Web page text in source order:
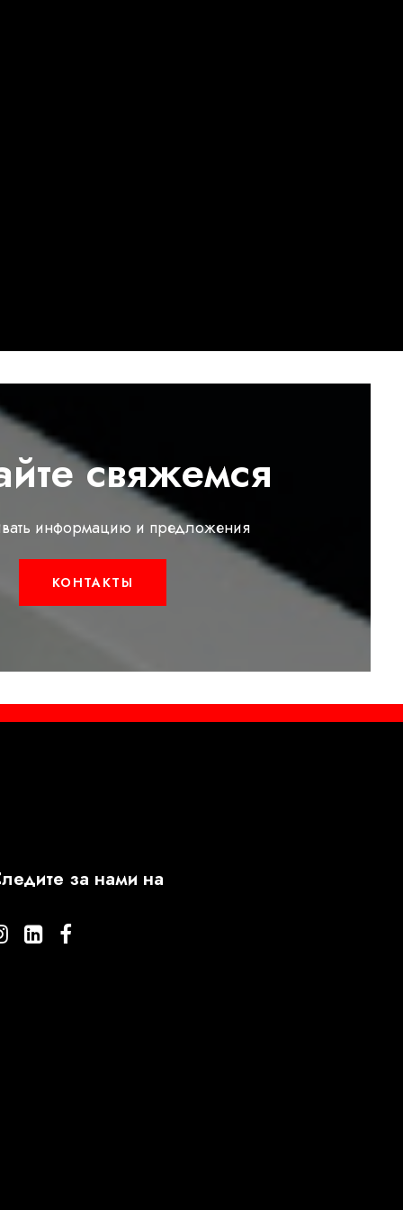
свяжемся
информацию и предложения
КОНТАКТЫ
за нами на